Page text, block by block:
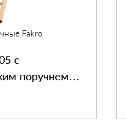
Fakro
с
поручнем